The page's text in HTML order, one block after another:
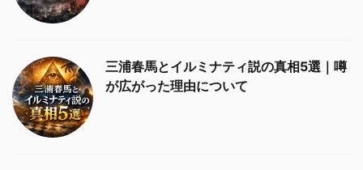
三浦春馬とイルミナティ説の真相5選｜噂
が広がった理由について